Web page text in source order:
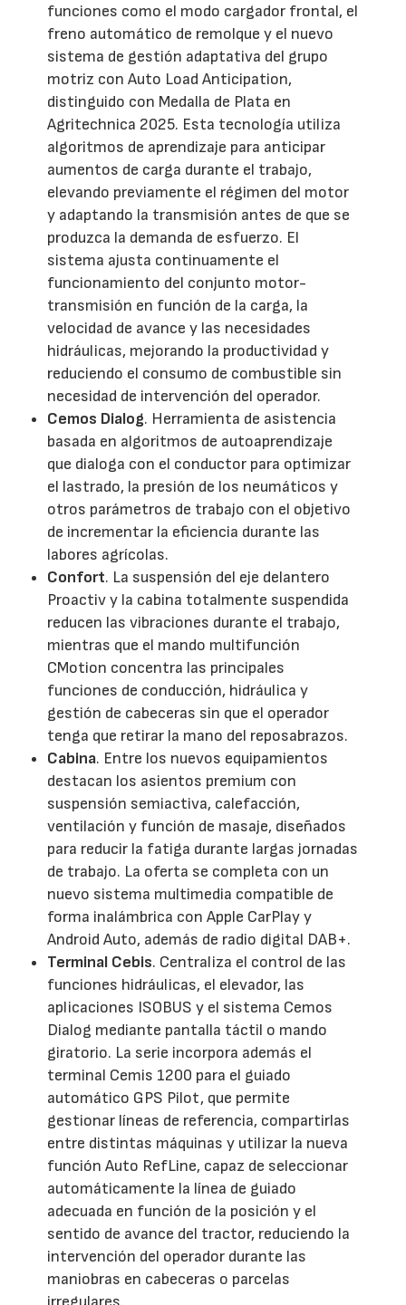
funciones como el modo cargador frontal, el
freno automático de remolque y el nuevo
sistema de gestión adaptativa del grupo
motriz con Auto Load Anticipation,
distinguido con Medalla de Plata en
Agritechnica 2025. Esta tecnología utiliza
algoritmos de aprendizaje para anticipar
aumentos de carga durante el trabajo,
elevando previamente el régimen del motor
y adaptando la transmisión antes de que se
produzca la demanda de esfuerzo. El
sistema ajusta continuamente el
funcionamiento del conjunto motor-
transmisión en función de la carga, la
velocidad de avance y las necesidades
hidráulicas, mejorando la productividad y
reduciendo el consumo de combustible sin
necesidad de intervención del operador.
Cemos Dialog. Herramienta de asistencia
basada en algoritmos de autoaprendizaje
que dialoga con el conductor para optimizar
el lastrado, la presión de los neumáticos y
otros parámetros de trabajo con el objetivo
de incrementar la eficiencia durante las
labores agrícolas.
Confort. La suspensión del eje delantero
Proactiv y la cabina totalmente suspendida
reducen las vibraciones durante el trabajo,
mientras que el mando multifunción
CMotion concentra las principales
funciones de conducción, hidráulica y
gestión de cabeceras sin que el operador
tenga que retirar la mano del reposabrazos.
Cabina. Entre los nuevos equipamientos
destacan los asientos premium con
suspensión semiactiva, calefacción,
ventilación y función de masaje, diseñados
para reducir la fatiga durante largas jornadas
de trabajo. La oferta se completa con un
nuevo sistema multimedia compatible de
forma inalámbrica con Apple CarPlay y
Android Auto, además de radio digital DAB+.
Terminal Cebis. Centraliza el control de las
funciones hidráulicas, el elevador, las
aplicaciones ISOBUS y el sistema Cemos
Dialog mediante pantalla táctil o mando
giratorio. La serie incorpora además el
terminal Cemis 1200 para el guiado
automático GPS Pilot, que permite
gestionar líneas de referencia, compartirlas
entre distintas máquinas y utilizar la nueva
función Auto RefLine, capaz de seleccionar
automáticamente la línea de guiado
adecuada en función de la posición y el
sentido de avance del tractor, reduciendo la
intervención del operador durante las
maniobras en cabeceras o parcelas